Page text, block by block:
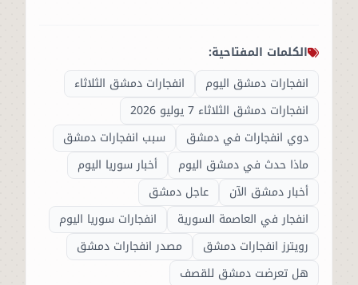
الكلمات المفتاحية:
انفجارات دمشق اليوم
انفجارات دمشق الثلاثاء
انفجارات دمشق الثلاثاء 7 يوليو 2026
دوي انفجارات في دمشق
سبب انفجارات دمشق
ماذا حدث في دمشق اليوم
أخبار سوريا اليوم
أخبار دمشق الآن
عاجل دمشق
انفجار في العاصمة السورية
انفجارات سوريا اليوم
رويترز انفجارات دمشق
مصدر انفجارات دمشق
هل تعرضت دمشق للقصف